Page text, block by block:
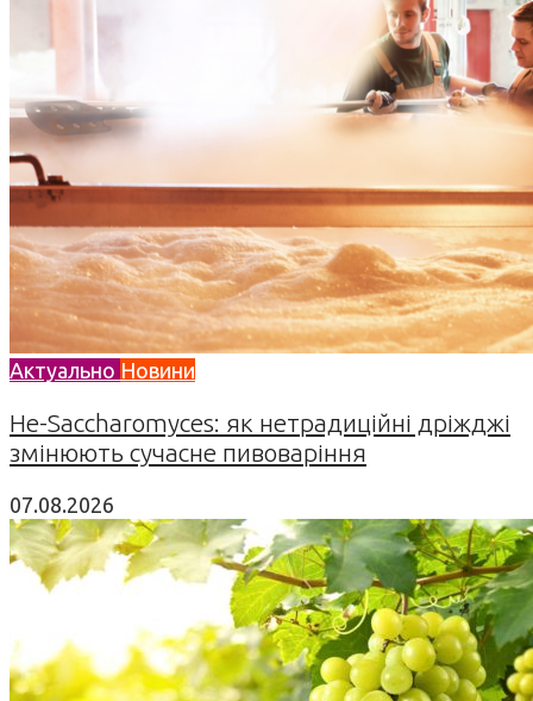
Актуально Новини
Не-Saccharomyces: як нетрадиційні дріжджі
змінюють сучасне пивоваріння
07.08.2026